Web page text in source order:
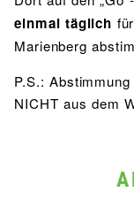
einmal täglich
Marienberg
P.S.:
NICHT aus dem